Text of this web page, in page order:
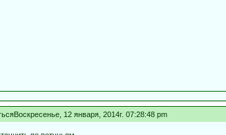
Воскресенье, 12 января, 2014г. 07:28:48 pm